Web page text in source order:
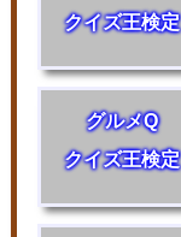
クイズ王検定
グルメQ
クイズ王検定